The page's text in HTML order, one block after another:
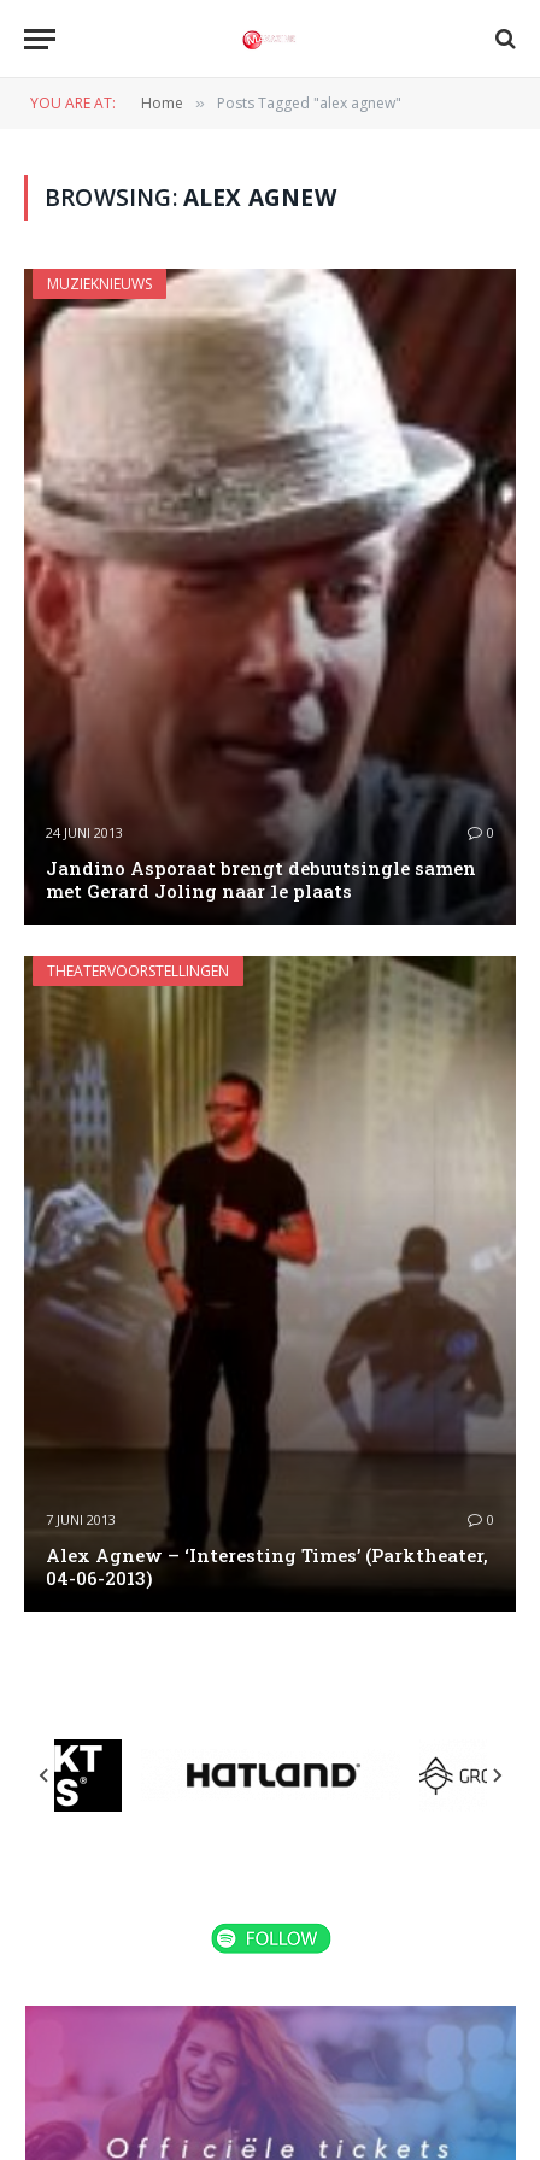
YOU ARE AT: Home » Posts Tagged "alex agnew"
BROWSING:ALEX AGNEW
MUZIEKNIEUWS
24 JUNI 2013 0
Jandino Asporaat brengt debuutsingle samen
met Gerard Joling naar 1e plaats
THEATERVOORSTELLINGEN
7 JUNI 2013 0
Alex Agnew – ‘Interesting Times’ (Parktheater,
04-06-2013)